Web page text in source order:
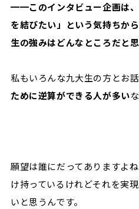
━━このインタビュー企画は
を結びたい」という気持ちか
生の強みはどんなところだと
私もいろんな九大生の方とお話
ために逆算ができる人が多い
願望は誰にだってありますよ
け持っているけれどそれを実
いと思うんです。